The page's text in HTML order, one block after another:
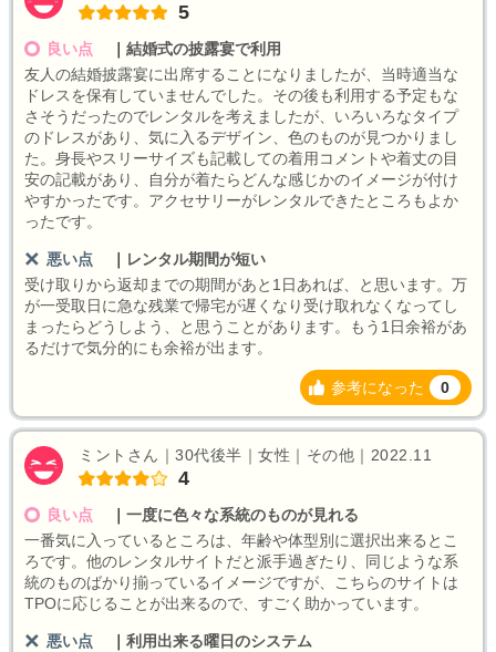
5
良い点
結婚式の披露宴で利用
友人の結婚披露宴に出席することになりましたが、当時適当な
ドレスを保有していませんでした。その後も利用する予定もな
さそうだったのでレンタルを考えましたが、いろいろなタイプ
のドレスがあり、気に入るデザイン、色のものが見つかりまし
た。身長やスリーサイズも記載しての着用コメントや着丈の目
安の記載があり、自分が着たらどんな感じかのイメージが付け
やすかったです。アクセサリーがレンタルできたところもよか
ったです。
悪い点
レンタル期間が短い
受け取りから返却までの期間があと1日あれば、と思います。万
が一受取日に急な残業で帰宅が遅くなり受け取れなくなってし
まったらどうしよう、と思うことがあります。もう1日余裕があ
るだけで気分的にも余裕が出ます。
参考になった 0
ミントさん｜30代後半｜女性｜その他｜2022.11
4
良い点
一度に色々な系統のものが見れる
一番気に入っているところは、年齢や体型別に選択出来るとこ
ろです。他のレンタルサイトだと派手過ぎたり、同じような系
統のものばかり揃っているイメージですが、こちらのサイトは
TPOに応じることが出来るので、すごく助かっています。
悪い点 利用出来る曜日のシステム